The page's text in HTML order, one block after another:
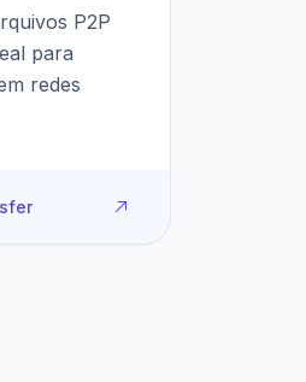
P2P
para
redes